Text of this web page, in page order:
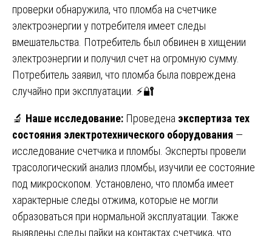
проверки обнаружила, что пломба на счетчике
электроэнергии у потребителя имеет следы
вмешательства. Потребитель был обвинен в хищении
электроэнергии и получил счет на огромную сумму.
Потребитель заявил, что пломба была повреждена
случайно при эксплуатации. ⚡🔐
🔬 Наше исследование: Проведена экспертиза тех
состояния электротехнического оборудования —
исследование счетчика и пломбы. Эксперты провели
трасологический анализ пломбы, изучили ее состояние
под микроскопом. Установлено, что пломба имеет
характерные следы отжима, которые не могли
образоваться при нормальной эксплуатации. Также
выявлены следы пайки на контактах счетчика, что